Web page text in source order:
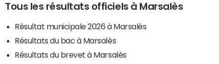
Tous les résultats officiels à Marsalès
Résultat municipale 2026 à Marsalès
Résultats du bac à Marsalès
Résultats du brevet à Marsalès